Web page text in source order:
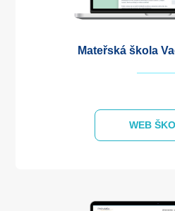
Mateřská škola
WEB